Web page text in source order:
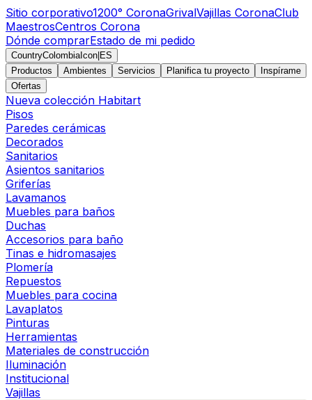
Sitio corporativo1200° CoronaGrivalVajillas CoronaClub
MaestrosCentros Corona
Dónde comprarEstado de mi pedido
CountryColombiaIcon ES
Productos
Ambientes Servicios Planifica tu proyecto
Inspírame
Ofertas
Nueva colección Habitart
Pisos
Paredes cerámicas
Decorados
Sanitarios
Asientos sanitarios
Griferías
Lavamanos
Muebles para baños
Duchas
Accesorios para baño
Tinas e hidromasajes
Plomería
Repuestos
Muebles para cocina
Lavaplatos
Pinturas
Herramientas
Materiales de construcción
Iluminación
Institucional
Vajillas